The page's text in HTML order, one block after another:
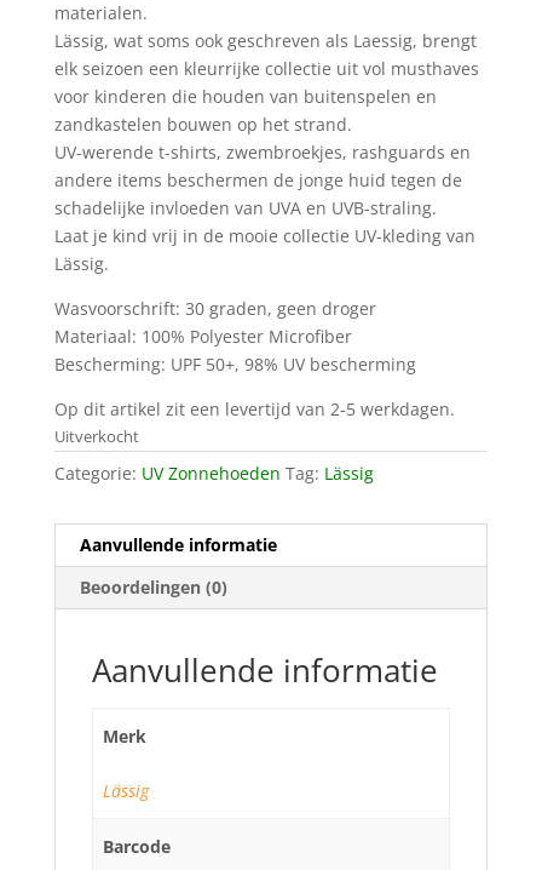
materialen.
Lässig, wat soms ook geschreven als Laessig, brengt
elk seizoen een kleurrijke collectie uit vol musthaves
voor kinderen die houden van buitenspelen en
zandkastelen bouwen op het strand.
UV-werende t-shirts, zwembroekjes, rashguards en
andere items beschermen de jonge huid tegen de
schadelijke invloeden van UVA en UVB-straling.
Laat je kind vrij in de mooie collectie UV-kleding van
Lässig.
Wasvoorschrift: 30 graden, geen droger
Materiaal: 100% Polyester Microfiber
Bescherming: UPF 50+, 98% UV bescherming
Op dit artikel zit een levertijd van 2-5 werkdagen.
Uitverkocht
Categorie: UV Zonnehoeden Tag: Lässig
Aanvullende informatie
Beoordelingen (0)
Aanvullende informatie
Merk
Lässig
Barcode